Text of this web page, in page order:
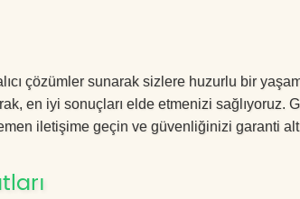
çözümler sunarak sizlere huzurlu bir
en iyi sonuçları elde etmenizi sağlıyoruz.
iletişime geçin ve güvenliğinizi garanti